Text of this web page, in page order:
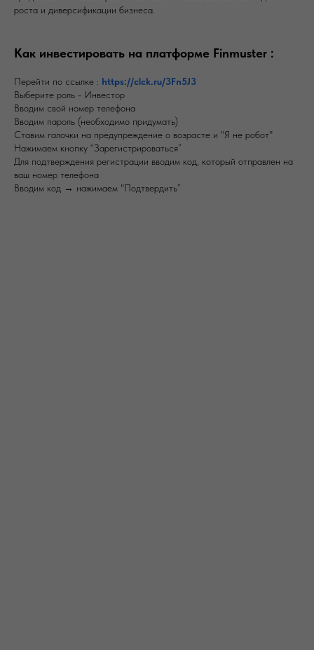
роста и диверсификации бизнеса.
Как инвестировать на платформе Finmuster :
Перейти по ссылке : https://clck.ru/3Fn5J3
Выберите роль - Инвестор
Вводим свой номер телефона
Вводим пароль (необходимо придумать)
Ставим галочки на предупреждение о возрасте и "Я не робот"
Нажимаем кнопку “Зарегистрироваться”
Для подтверждения регистрации вводим код, который отправлен на
ваш номер телефона
Вводим код → нажимаем "Подтвердить”